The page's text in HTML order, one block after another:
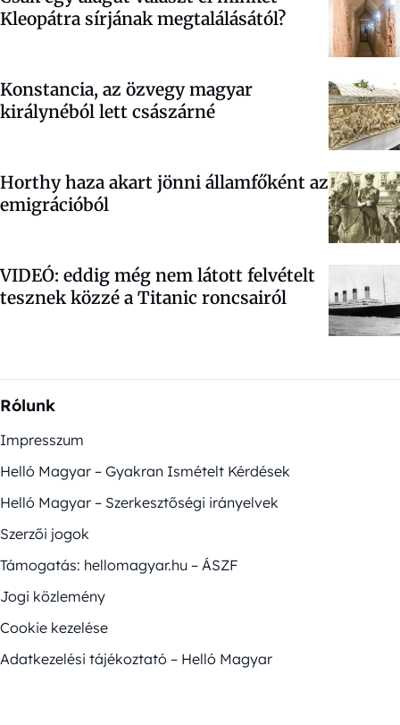
Kleopátra sírjának megtalálásától?
Konstancia, az özvegy magyar
királynéból lett császárné
Horthy haza akart jönni államfőként az
emigrációból
VIDEÓ: eddig még nem látott felvételt
tesznek közzé a Titanic roncsairól
Rólunk
Impresszum
Helló Magyar – Gyakran Ismételt Kérdések
Helló Magyar – Szerkesztőségi irányelvek
Szerzői jogok
Támogatás: hellomagyar.hu – ÁSZF
Jogi közlemény
Cookie kezelése
Adatkezelési tájékoztató – Helló Magyar